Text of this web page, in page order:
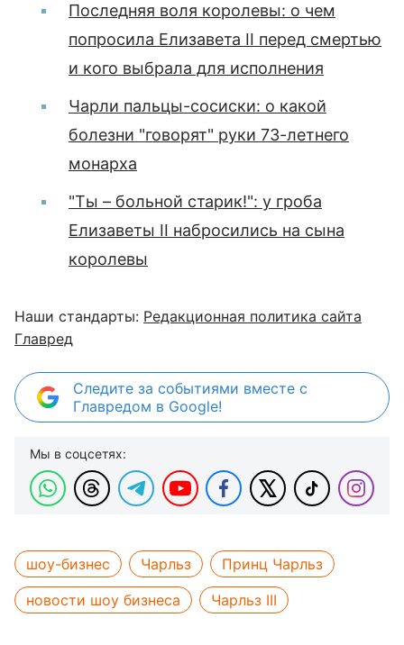
Последняя воля королевы: о чем
попросила Елизавета II перед смертью
и кого выбрала для исполнения
Чарли пальцы-сосиски: о какой
болезни "говорят" руки 73-летнего
монарха
"Ты – больной старик!": у гроба
Елизаветы II набросились на сына
королевы
Наши стандарты: Редакционная политика сайта
Главред
Следите за событиями вместе с
Главредом в Google!
Мы в соцсетях:
шоу-бизнес Чарльз
Принц Чарльз
новости шоу бизнеса
Чарльз III